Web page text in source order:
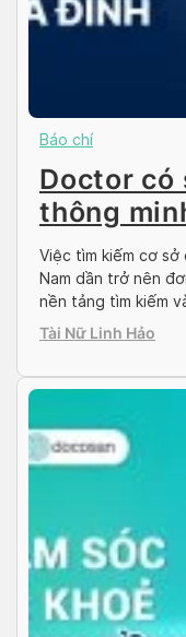
Báo chí
Doctor có
thông
Việc tìm kiếm cơ
Nam dần trở nên
nền tảng tìm kiếm
bệnh viện, phòng
Tài Nữ Linh Hảo